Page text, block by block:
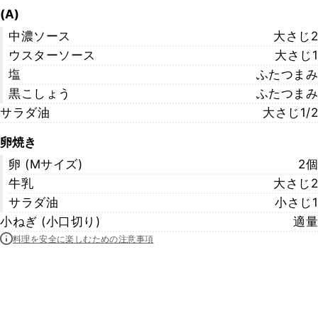
(A)
中濃ソース
大さじ2
ウスターソース
大さじ1
塩
ふたつまみ
黒こしょう
ふたつまみ
サラダ油
大さじ1/2
卵焼き
卵 (Mサイズ)
2個
牛乳
大さじ2
サラダ油
小さじ1
小ねぎ (小口切り)
適量
料理を安全に楽しむための注意事項